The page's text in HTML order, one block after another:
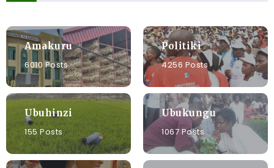
Amakuru
6010 Posts
Politiki
4256 Posts
Ubuhinzi
155 Posts
Ubukungu
1067 Posts